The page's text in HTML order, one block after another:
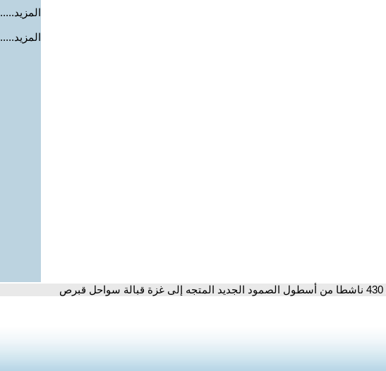
المزيد.....
المزيد.....